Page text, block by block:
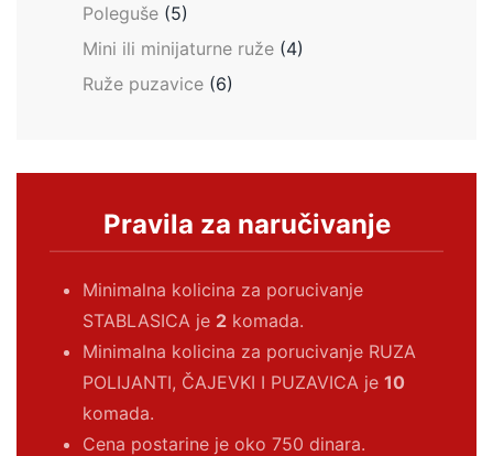
Poleguše (5)
Mini ili minijaturne ruže (4)
Ruže puzavice (6)
Pravila za naručivanje
Minimalna kolicina za porucivanje
STABLASICA je 2 komada.
Minimalna kolicina za porucivanje RUZA
POLIJANTI, ČAJEVKI I PUZAVICA je 10
komada.
Cena postarine je oko 750 dinara.